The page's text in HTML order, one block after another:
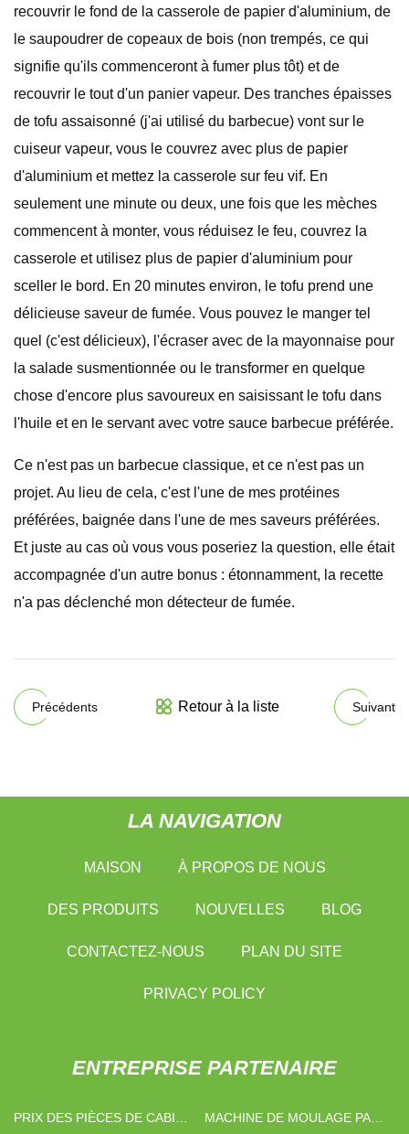
recouvrir le fond de la casserole de papier d'aluminium, de
le saupoudrer de copeaux de bois (non trempés, ce qui
signifie qu'ils commenceront à fumer plus tôt) et de
recouvrir le tout d'un panier vapeur. Des tranches épaisses
de tofu assaisonné (j'ai utilisé du barbecue) vont sur le
cuiseur vapeur, vous le couvrez avec plus de papier
d'aluminium et mettez la casserole sur feu vif. En
seulement une minute ou deux, une fois que les mèches
commencent à monter, vous réduisez le feu, couvrez la
casserole et utilisez plus de papier d'aluminium pour
sceller le bord. En 20 minutes environ, le tofu prend une
délicieuse saveur de fumée. Vous pouvez le manger tel
quel (c'est délicieux), l'écraser avec de la mayonnaise pour
la salade susmentionnée ou le transformer en quelque
chose d'encore plus savoureux en saisissant le tofu dans
l'huile et en le servant avec votre sauce barbecue préférée.
Ce n'est pas un barbecue classique, et ce n'est pas un
projet. Au lieu de cela, c'est l'une de mes protéines
préférées, baignée dans l'une de mes saveurs préférées.
Et juste au cas où vous vous poseriez la question, elle était
accompagnée d'un autre bonus : étonnamment, la recette
n'a pas déclenché mon détecteur de fumée.
Précédents Retour à la liste Suivant
LA NAVIGATION
MAISON À PROPOS DE NOUS
DES PRODUITS NOUVELLES BLOG
CONTACTEZ-NOUS PLAN DU SITE
PRIVACY POLICY
ENTREPRISE PARTENAIRE
PRIX ​​DES PIÈCES DE CABINE
MACHINE DE MOULAGE PAR